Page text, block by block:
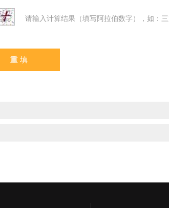
请输入计算结果（填写阿拉伯数字），如：